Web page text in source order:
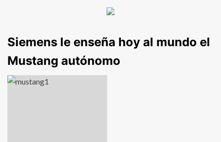
Siemens le enseña hoy al mundo el
Mustang autónomo